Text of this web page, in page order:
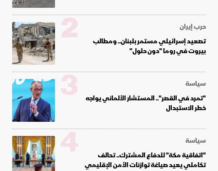
حرب إيران
تصعيد إسرائيلي مستمر بلبنان.. ومطالب
بيروت في روما "دون حلول"
2
سياسة
"تمرد في القصر".. المستشار الألماني يواجه
خطر الاستبدال
3
سياسة
"اتفاقية مكة" للدفاع المشترك.. تحالف
تكاملي يعيد صياغة توازنات الأمن الإقليمي 4